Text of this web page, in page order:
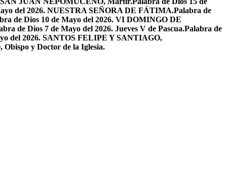
del 2026. NUESTRA SEÑORA DE FÁTIMA.Palabra de
de Dios 10 de Mayo del 2026. VI DOMINGO DE
de Dios 7 de Mayo del 2026. Jueves V de Pascua.Palabra de
del 2026. SANTOS FELIPE Y SANTIAGO,
y Doctor de la Iglesia.